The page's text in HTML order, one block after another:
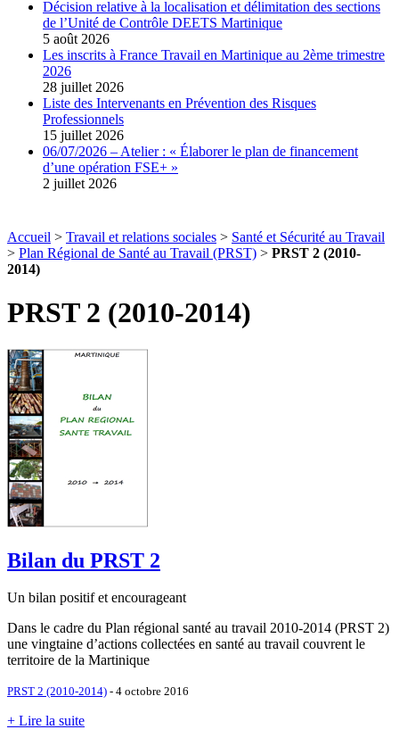
Décision relative à la localisation et délimitation des sections
de l’Unité de Contrôle DEETS Martinique
5 août 2026
Les inscrits à France Travail en Martinique au 2ème trimestre
2026
28 juillet 2026
Liste des Intervenants en Prévention des Risques
Professionnels
15 juillet 2026
06/07/2026 – Atelier : « Élaborer le plan de financement
d’une opération FSE+ »
2 juillet 2026
Accueil > Travail et relations sociales > Santé et Sécurité au Travail
> Plan Régional de Santé au Travail (PRST) > PRST 2 (2010-
2014)
PRST 2 (2010-2014)
Bilan du PRST 2
Un bilan positif et encourageant
Dans le cadre du Plan régional santé au travail 2010-2014 (PRST 2)
une vingtaine d’actions collectées en santé au travail couvrent le
territoire de la Martinique
PRST 2 (2010-2014) - 4 octobre 2016
+ Lire la suite